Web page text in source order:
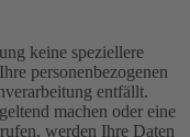
keine speziellere
personenbezogenen
entfällt.
machen oder eine
werden Ihre Daten